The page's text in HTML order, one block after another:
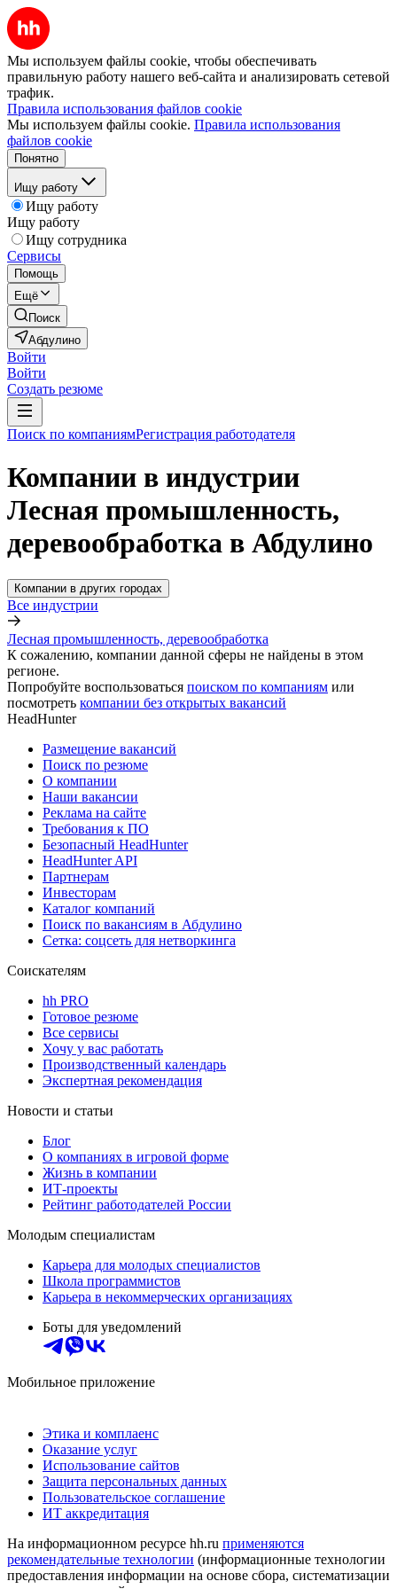
Мы используем файлы cookie, чтобы обеспечивать
правильную работу нашего веб-сайта и анализировать сетевой
трафик.
Правила использования файлов cookie
Мы используем файлы cookie. Правила использования
файлов cookie
Понятно
Ищу работу
Ищу работу
Ищу работу
Ищу сотрудника
Сервисы
Помощь
Ещё
Поиск
Абдулино
Войти
Войти
Создать резюме
Поиск по компаниямРегистрация работодателя
Компании в индустрии
Лесная промышленность,
деревообработка в Абдулино
Компании в других городах
Все индустрии
Лесная промышленность, деревообработка
К сожалению, компании данной сферы не найдены в этом
регионе.
Попробуйте воспользоваться поиском по компаниям или
посмотреть компании без открытых вакансий
HeadHunter
Размещение вакансий
Поиск по резюме
О компании
Наши вакансии
Реклама на сайте
Требования к ПО
Безопасный HeadHunter
HeadHunter API
Партнерам
Инвесторам
Каталог компаний
Поиск по вакансиям в Абдулино
Сетка: соцсеть для нетворкинга
Соискателям
hh PRO
Готовое резюме
Все сервисы
Хочу у вас работать
Производственный календарь
Экспертная рекомендация
Новости и статьи
Блог
О компаниях в игровой форме
Жизнь в компании
ИТ-проекты
Рейтинг работодателей России
Молодым специалистам
Карьера для молодых специалистов
Школа программистов
Карьера в некоммерческих организациях
Боты для уведомлений
Мобильное приложение
Этика и комплаенс
Оказание услуг
Использование сайтов
Защита персональных данных
Пользовательское соглашение
ИТ аккредитация
На информационном ресурсе hh.ru применяются
рекомендательные технологии (информационные технологии
предоставления информации на основе сбора, систематизации